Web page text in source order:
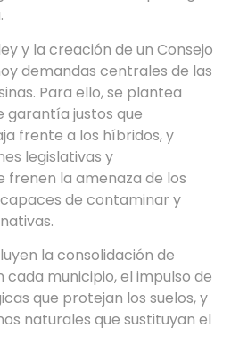
y la creación de un Consejo
demandas centrales de las
Para ello, se plantea
justos que
frente a los híbridos, y
legislativas y
frenen la amenaza de los
de contaminar y
la consolidación de
cada municipio, el impulso de
que protejan los suelos, y
naturales que sustituyan el